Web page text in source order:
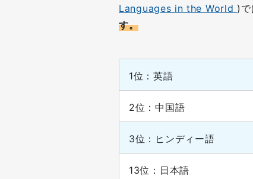
Languages in the World )で
す。
1位：英語
2位：中国語
3位：ヒンディー語
13位：日本語